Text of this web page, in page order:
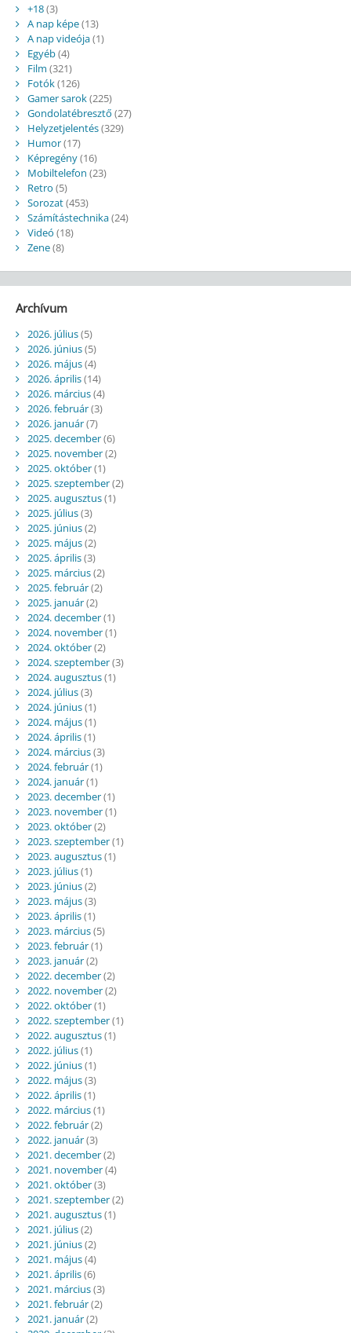
+18(3)
A nap képe(13)
A nap videója(1)
Egyéb(4)
Film (321)
Fotók(126)
Gamer sarok(225)
Gondolatébresztő (27)
Helyzetjelentés(329)
Humor(17)
Képregény(16)
Mobiltelefon (23)
Retro (5)
Sorozat(453)
Számítástechnika(24)
Videó (18)
Zene(8)
Archívum
2026. július(5)
2026. június(5)
2026. május(4)
2026. április(14)
2026. március(4)
2026. február(3)
2026. január(7)
2025. december(6)
2025. november(2)
2025. október(1)
2025. szeptember(2)
2025. augusztus(1)
2025. július(3)
2025. június(2)
2025. május(2)
2025. április(3)
2025. március(2)
2025. február(2)
2025. január(2)
2024. december(1)
2024. november(1)
2024. október(2)
2024. szeptember(3)
2024. augusztus(1)
2024. július(3)
2024. június(1)
2024. május(1)
2024. április(1)
2024. március(3)
2024. február(1)
2024. január(1)
2023. december(1)
2023. november(1)
2023. október(2)
2023. szeptember(1)
2023. augusztus(1)
2023. július(1)
2023. június(2)
2023. május(3)
2023. április(1)
2023. március(5)
2023. február(1)
2023. január(2)
2022. december(2)
2022. november(2)
2022. október(1)
2022. szeptember(1)
2022. augusztus(1)
2022. július(1)
2022. június(1)
2022. május(3)
2022. április(1)
2022. március(1)
2022. február(2)
2022. január(3)
2021. december(2)
2021. november(4)
2021. október(3)
2021. szeptember(2)
2021. augusztus(1)
2021. július(2)
2021. június(2)
2021. május(4)
2021. április(6)
2021. március(3)
2021. február(2)
2021. január(2)